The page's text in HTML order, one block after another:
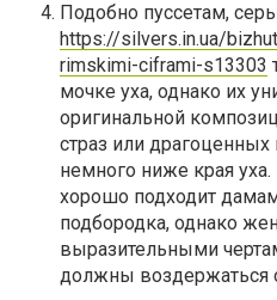
Подобно пуссетам,
https://silvers.in.ua/
rimskimi-ciframi-s13303
мочке уха, однако их
оригинальной
страз или
немного ниже края уха.
хорошо подходит
подбородка, однако
выразительными
должны воздержаться